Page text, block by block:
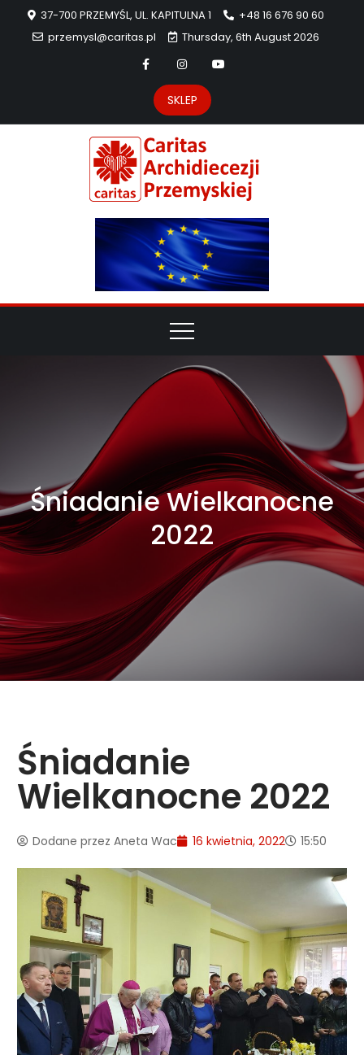
37-700 PRZEMYŚL, UL. KAPITULNA 1
+48 16 676 90 60
przemysl@caritas.pl
Thursday, 6th August 2026
SKLEP
Śniadanie Wielkanocne
2022
Śniadanie
Wielkanocne 2022
Dodane przez Aneta Wac 16 kwietnia, 2022 15:50